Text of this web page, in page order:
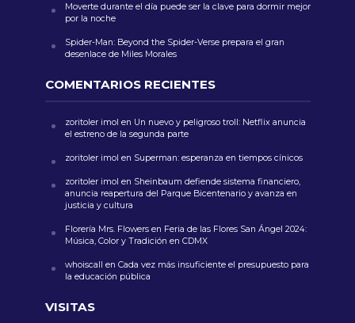
Moverte durante el día puede ser la clave para dormir mejor
por la noche
Spider-Man: Beyond the Spider-Verse prepara el gran
desenlace de Miles Morales
COMENTARIOS RECIENTES
zoritoler imol en Un nuevo y peligroso troll: Netflix anuncia
el estreno de la segunda parte
zoritoler imol en Superman: esperanza en tiempos cínicos
zoritoler imol en Sheinbaum defiende sistema financiero,
anuncia reapertura del Parque Bicentenario y avanza en
justicia y cultura
Florería Mrs. Flowersen Feria de las Flores San Ángel 2024:
Música, Color y Tradición en CDMX
whoiscall en Cada vez más insuficiente el presupuesto para
la educación pública
VISITAS